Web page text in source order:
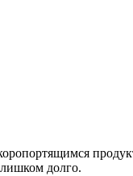
долго.